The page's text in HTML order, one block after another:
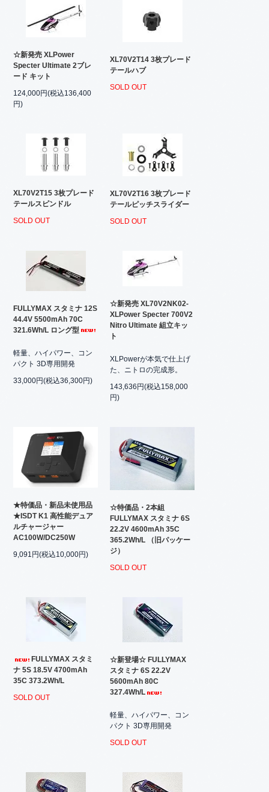
☆新発売 XLPower
Specter Ultimate 2ブレ
ード キット
124,000円(税込136,400
円)
XL70V2T14 3枚プレード
テールハブ
SOLD OUT
XL70V2T15 3枚プレード
テールスピンドル
SOLD OUT
XL70V2T16 3枚プレード
テールピッチスライダー
SOLD OUT
FULLYMAX スタミナ 12S
44.4V 5500mAh 70C
321.6Wh/L ロング型
軽量、ハイパワー、コン
パクト 3D専用開発
33,000円(税込36,300円)
☆新発売 XL70V2NK02-
XLPower Specter 700V2
Nitro Ultimate 組立キッ
ト
XLPowerが本気で仕上げ
た、ニトロの完成形。
143,636円(税込158,000
円)
★特価品・新品未使用品
★ISDT K1 高性能デュア
ルチャージャー
AC100W/DC250W
9,091円(税込10,000円)
☆特価品・2本組
FULLYMAX スタミナ 6S
22.2V 4600mAh 35C
365.2Wh/L （旧パッケー
ジ）
SOLD OUT
FULLYMAX スタミ
ナ 5S 18.5V 4700mAh
35C 373.2Wh/L
SOLD OUT
☆新登場☆ FULLYMAX
スタミナ 6S 22.2V
5600mAh 80C
327.4Wh/L
軽量、ハイパワー、コン
パクト 3D専用開発
SOLD OUT